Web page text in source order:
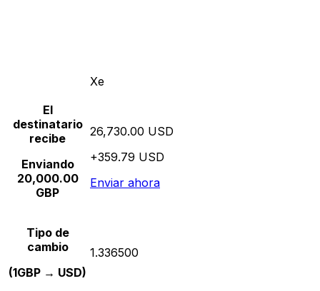
Xe
El
destinatario
recibe
Enviando
20,000.00
GBP
26,730.00 USD
+359.79 USD
Enviar ahora
Tipo de
cambio
(1GBP → USD)
1.336500